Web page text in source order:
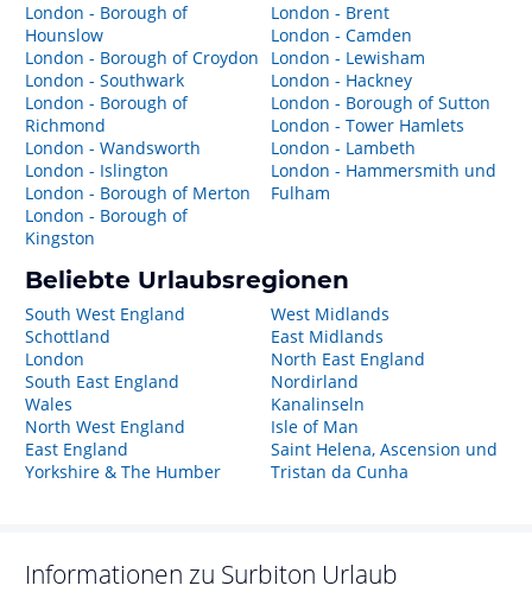
London - Borough of
Hounslow
London - Borough of Croydon
London - Southwark
London - Borough of
Richmond
London - Wandsworth
London - Islington
London - Borough of Merton
London - Borough of
Kingston
London - Brent
London - Camden
London - Lewisham
London - Hackney
London - Borough of Sutton
London - Tower Hamlets
London - Lambeth
London - Hammersmith und
Fulham
Beliebte Urlaubsregionen
South West England
Schottland
London
South East England
Wales
North West England
East England
Yorkshire & The Humber
West Midlands
East Midlands
North East England
Nordirland
Kanalinseln
Isle of Man
Saint Helena, Ascension und
Tristan da Cunha
Informationen zu Surbiton Urlaub